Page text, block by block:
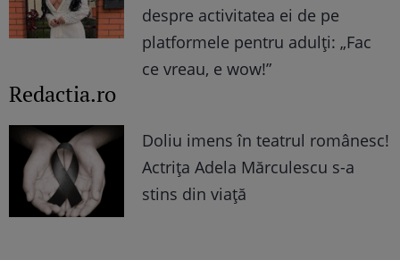
despre activitatea ei de pe
platformele pentru adulți: „Fac
ce vreau, e wow!”
Redactia.ro
Doliu imens în teatrul românesc!
Actrița Adela Mărculescu s-a
stins din viață